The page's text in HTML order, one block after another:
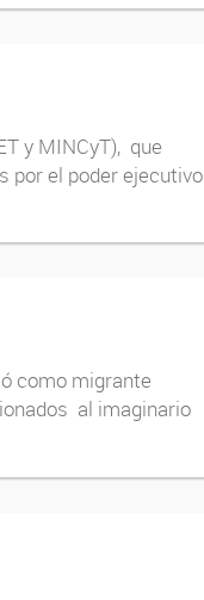
y MINCyT), que
por el poder ejecutivo
como migrante
al imaginario